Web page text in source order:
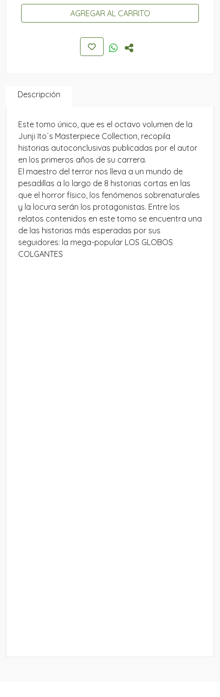
AGREGAR AL CARRITO
Descripción
Este tomo único, que es el octavo volumen de la
Junji Ito´s Masterpiece Collection, recopila
historias autoconclusivas publicadas por el autor
en los primeros años de su carrera.
El maestro del terror nos lleva a un mundo de
pesadillas a lo largo de 8 historias cortas en las
que el horror físico, los fenómenos sobrenaturales
y la locura serán los protagonistas. Entre los
relatos contenidos en este tomo se encuentra una
de las historias más esperadas por sus
seguidores: la mega-popular LOS GLOBOS
COLGANTES